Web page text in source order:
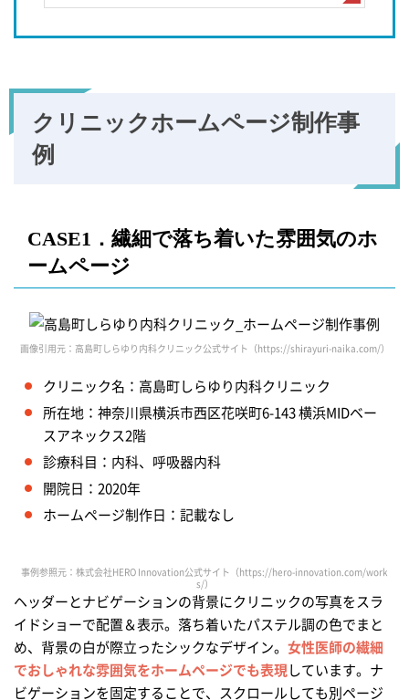
クリニックホームページ制作事
例
CASE1．繊細で落ち着いた雰囲気のホ
ームページ
画像引用元：高島町しらゆり内科クリニック公式サイト（https://shirayuri-naika.com/）
クリニック名：高島町しらゆり内科クリニック
所在地：神奈川県横浜市西区花咲町6-143 横浜MIDベー
スアネックス2階
診療科目：内科、呼吸器内科
開院日：2020年
ホームページ制作日：記載なし
事例参照元：株式会社HERO Innovation公式サイト（https://hero-innovation.com/work
s/）
ヘッダーとナビゲーションの背景にクリニックの写真をスラ
イドショーで配置＆表示。落ち着いたパステル調の色でまと
め、背景の白が際立ったシックなデザイン。 女性医師の繊細
でおしゃれな雰囲気をホームページでも表現しています。ナ
ビゲーションを固定することで、スクロールしても別ページ